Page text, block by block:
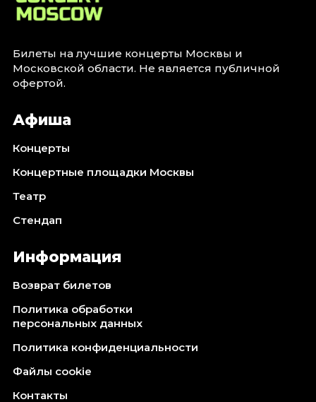
Билеты на лучшие концерты Москвы и
Московской области. Не является публичной
офертой.
Афиша
Концерты
Концертные площадки Москвы
Театр
Стендап
Информация
Возврат билетов
Политика обработки
персональных данных
Политика конфиденциальности
Файлы cookie
Контакты